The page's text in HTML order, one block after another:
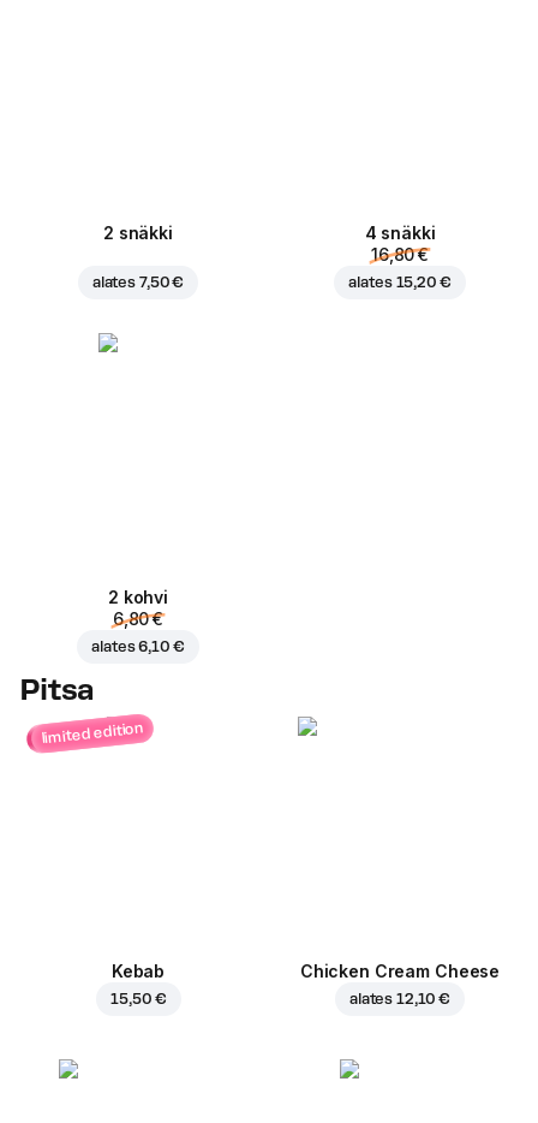
2 snäkki
alates 7,50 €
4 snäkki
16,80 €
alates 15,20 €
2 kohvi
6,80 €
alates6,10 €
Pitsa
limited edition
Kebab
15,50 €
Chicken Cream Cheese
alates 12,10 €